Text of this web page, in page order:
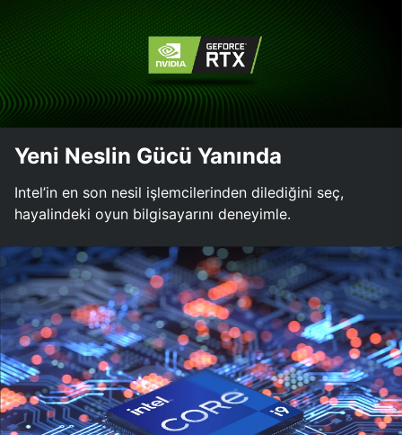
Yeni Neslin Gücü Yanında
Intel’in en son nesil işlemcilerinden dilediğini seç,
hayalindeki oyun bilgisayarını deneyimle.